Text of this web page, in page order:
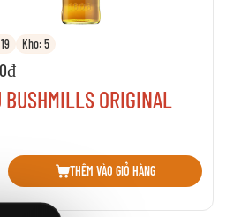
Kho: 5
BUSHMILLS ORIGINAL
danh sách yêu thích
THÊM VÀO GIỎ HÀNG